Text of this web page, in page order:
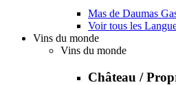
Mas de Daumas
Voir tous les
Vins du monde
Vins du monde
Château /